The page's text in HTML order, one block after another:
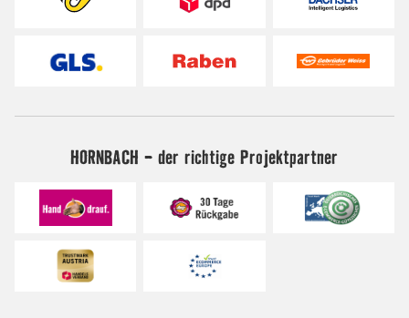
HORNBACH - der richtige Projektpartner